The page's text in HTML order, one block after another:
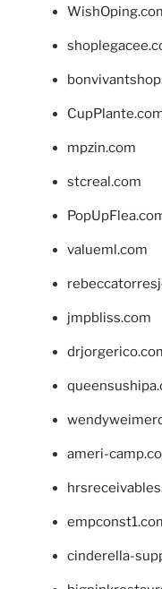
mpzin.com
stcreal.com
valueml.com
jmpbliss.com
ameri-
cinderella-